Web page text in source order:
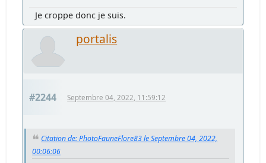
Je croppe donc je suis.
portalis
#2244 Septembre 04, 2022, 11:59:12
Citation de: PhotoFauneFlore83 le Septembre 04, 2022,
00:06:06